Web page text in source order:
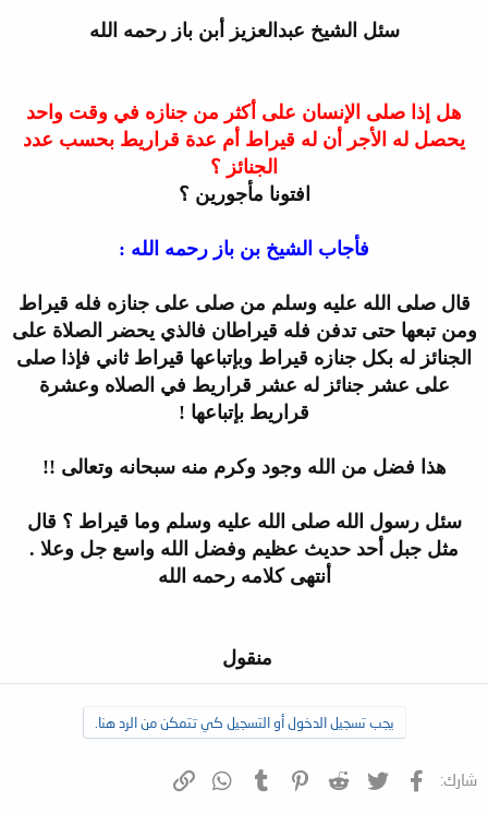
سئل الشيخ عبدالعزيز أبن باز رحمه الله
هل إذا صلى الإنسان على أكثر من جنازه في وقت واحد
يحصل له الأجر أن له قيراط أم عدة قراريط بحسب عدد
الجنائز ؟
افتونا مأجورين ؟
فأجاب الشيخ بن باز رحمه الله :
قال صلى الله عليه وسلم من صلى على جنازه فله قيراط
ومن تبعها حتى تدفن فله قيراطان فالذي يحضر الصلاة على
الجنائز له بكل جنازه قيراط وبإتباعها قيراط ثاني فإذا صلى
على عشر جنائز له عشر قراريط في الصلاه وعشرة
قراريط بإتباعها !
هذا فضل من الله وجود وكرم منه سبحانه وتعالى !!
سئل رسول اللهصلى الله عليه وسلم وما قيراط ؟ قال
مثل جبل أحد حديث عظيم وفضل الله واسع جل وعلا .
أنتهى كلامه رحمه الله
منقول
يجب تسجيل الدخول أو التسجيل كي تتمكن من الرد هنا.
شارك: فيسبوك تويتر Reddit
Pinterest
Tumblr
WhatsApp